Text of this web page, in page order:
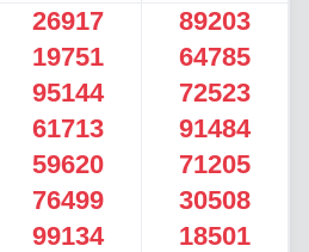
26917
19751
95144
61713
59620
76499
99134
89203
64785
72523
91484
71205
30508
18501